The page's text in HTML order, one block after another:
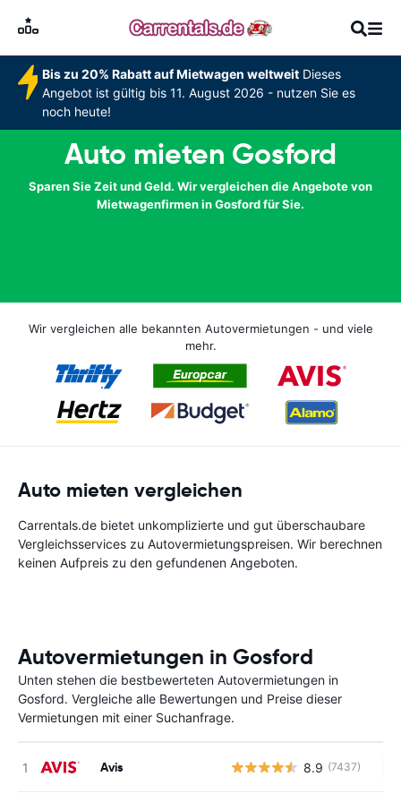
Bis zu 20% Rabatt auf Mietwagen weltweitDieses
Angebot ist gültig bis 11. August 2026 - nutzen Sie es
noch heute!
Auto mieten Gosford
Sparen Sie Zeit und Geld. Wir vergleichen die Angebote von
Mietwagenfirmen in Gosford für Sie.
Wir vergleichen alle bekannten Autovermietungen - und viele
mehr.
Auto mieten vergleichen
Carrentals.de bietet unkomplizierte und gut überschaubare
Vergleichsservices zu Autovermietungspreisen. Wir berechnen
keinen Aufpreis zu den gefundenen Angeboten.
Autovermietungen in Gosford
Unten stehen die bestbewerteten Autovermietungen in
Gosford. Vergleiche alle Bewertungen und Preise dieser
Vermietungen mit einer Suchanfrage.
Avis 8.9 (7437)